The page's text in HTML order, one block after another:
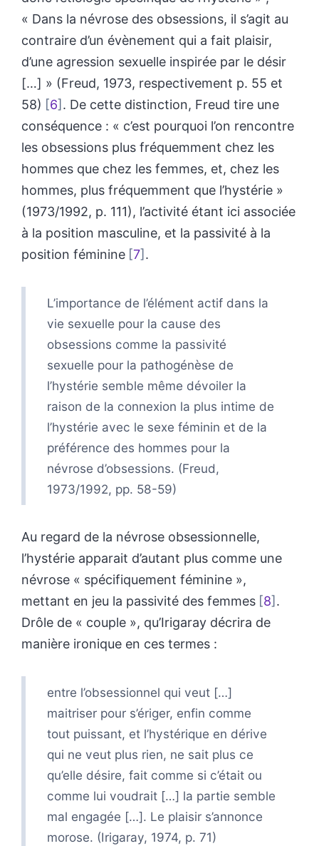
« Dans la névrose des obsessions, il s’agit au
contraire d’un évènement qui a fait plaisir,
d’une agression sexuelle inspirée par le désir
[…] » (Freud, 1973, respectivement p. 55 et
58)
6 . De cette distinction, Freud tire une
conséquence : « c’est pourquoi l’on rencontre
les obsessions plus fréquemment chez les
hommes que chez les femmes, et, chez les
hommes, plus fréquemment que l’hystérie »
(1973/1992, p. 111), l’activité étant ici associée
à la position masculine, et la passivité à la
position féminine 7 .
L’importance de l’élément actif dans la
vie sexuelle pour la cause des
obsessions comme la passivité
sexuelle pour la pathogénèse de
l’hystérie semble même dévoiler la
raison de la connexion la plus intime de
l’hystérie avec le sexe féminin et de la
préférence des hommes pour la
névrose d’obsessions. (Freud,
1973/1992, pp. 58-59)
Au regard de la névrose obsessionnelle,
l’hystérie apparait d’autant plus comme une
névrose « spécifiquement féminine »,
mettant en jeu la passivité des femmes 8 .
Drôle de « couple », qu’Irigaray décrira de
manière ironique en ces termes :
entre l’obsessionnel qui veut […]
maitriser pour s’ériger, enfin comme
tout puissant, et l’hystérique en dérive
qui ne veut plus rien, ne sait plus ce
qu’elle désire, fait comme si c’était ou
comme lui voudrait […] la partie semble
mal engagée […]. Le plaisir s’annonce
morose. (Irigaray, 1974, p. 71)